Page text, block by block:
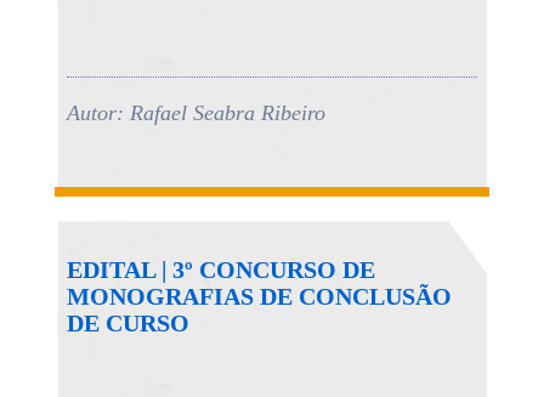
Autor: Rafael Seabra Ribeiro
EDITAL | 3º CONCURSO DE
MONOGRAFIAS DE CONCLUSÃO
DE CURSO